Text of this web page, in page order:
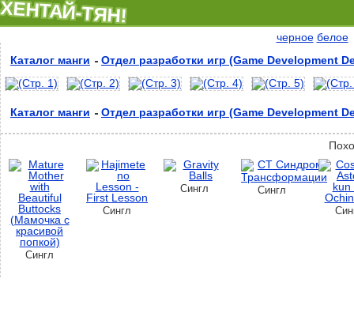
ХЕНТАЙ-ТЯН!
черное белое
Каталог манги
Отдел разработки игр (Game Development
Каталог манги Отдел разработки игр (Game Development
Сингл
Сингл
Сингл
Сингл